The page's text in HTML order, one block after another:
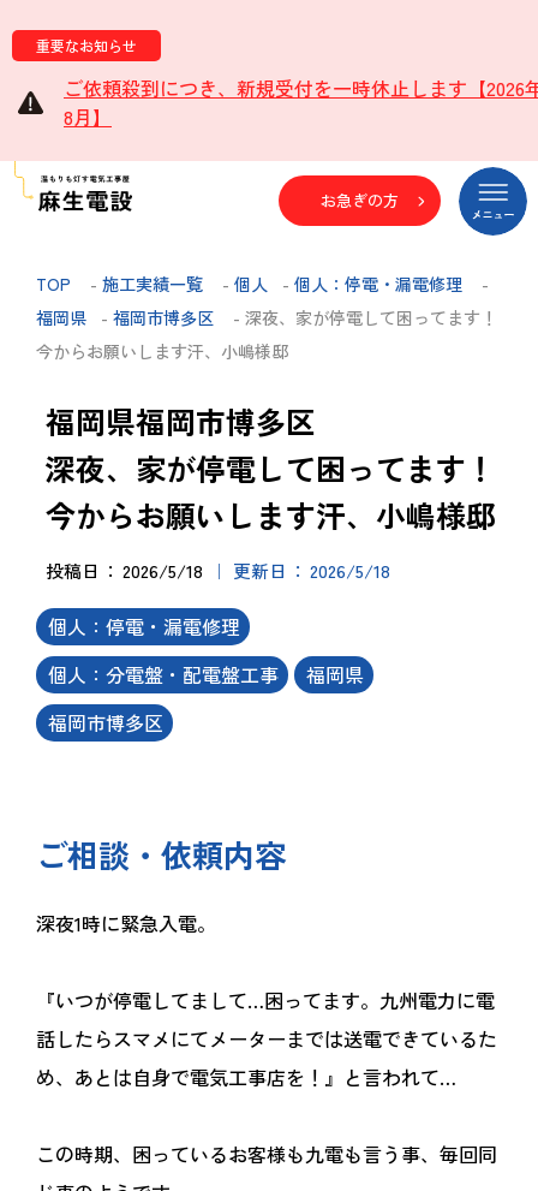
重要なお知らせ
ご依頼殺到につき、新規受付を一時休止します【2026
8月】
お急ぎの方
TOP - 施工実績一覧 - 個人 - 個人：停電・漏電修理
-
福岡県
- 福岡市博多区
- 深夜、家が停電して困ってます！
今からお願いします汗、小嶋様邸
福岡県福岡市博多区
深夜、家が停電して困ってます！
今からお願いします汗、小嶋様邸
投稿日 2026/5/18 更新日 2026/5/18
個人：停電・漏電修理
個人：分電盤・配電盤工事
福岡県
福岡市博多区
ご相談・依頼内容
深夜1時に緊急入電。
『いつが停電してまして…困ってます。九州電力に電
話したらスマメにてメーターまでは送電できているた
め、あとは自身で電気工事店を！』と言われて…
この時期、困っているお客様も九電も言う事、毎回同